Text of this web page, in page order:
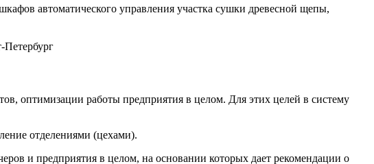
автоматического управления участка сушки древесной щепы,
опти­мизации работы предприятия в целом. Для этих целей в систему
отделениями (цехами).
и предприя­тия в целом, на основании которых дает ре­комендации о